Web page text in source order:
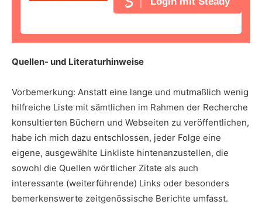
Quellen- und Literaturhinweise
Vorbemerkung: Anstatt eine lange und mutmaßlich wenig
hilfreiche Liste mit sämtlichen im Rahmen der Recherche
konsultierten Büchern und Webseiten zu veröffentlichen,
habe ich mich dazu entschlossen, jeder Folge eine
eigene, ausgewählte Linkliste hintenanzustellen, die
sowohl die Quellen wörtlicher Zitate als auch
interessante (weiterführende) Links oder besonders
bemerkenswerte zeitgenössische Berichte umfasst.